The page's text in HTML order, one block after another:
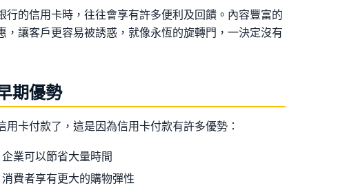
行的信用卡時，往往會享有許多便利及回饋。內容豐富的
，讓客戶更容易被誘惑，就像永恆的旋轉門，一決定沒有
期優勢
卡付款了，這是因為信用卡付款有許多優勢：
業可以節省大量時間
費者享有更大的購物彈性